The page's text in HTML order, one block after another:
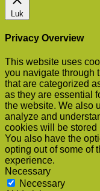
Luk
Privacy Overview
This website uses
you navigate through
that are categorized
as they are essential
the website. We also
analyze and
cookies will be stored
You also have the
opting out of some of
experience.
Necessary
Necessary